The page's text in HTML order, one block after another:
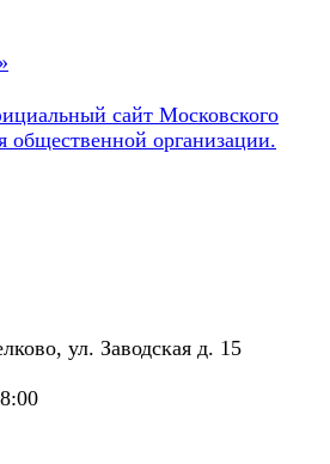
ул. Заводская д. 15